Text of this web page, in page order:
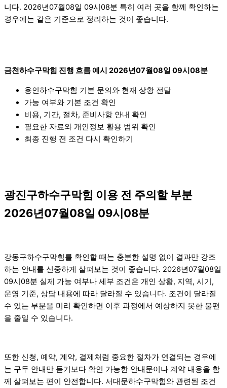
니다. 2026년07월08일 09시08분 특히 여러 곳을 함께 확인하는
경우에는 같은 기준으로 정리하는 것이 좋습니다.
금천하수구막힘 진행 흐름 예시 2026년07월08일 09시08분
용인하수구막힘 기본 문의와 현재 상황 전달
가능 여부와 기본 조건 확인
비용, 기간, 절차, 준비사항 안내 확인
필요한 자료와 개인정보 활용 범위 확인
최종 진행 전 조건 다시 확인하기
광진구하수구막힘 이용 전 주의할 부분
2026년07월08일 09시08분
강동구하수구막힘를 확인할 때는 충분한 설명 없이 결과만 강조
하는 안내를 신중하게 살펴보는 것이 좋습니다. 2026년07월08일
09시08분 실제 가능 여부나 세부 조건은 개인 상황, 지역, 시기,
운영 기준, 상담 내용에 따라 달라질 수 있습니다. 조건이 달라질
수 있는 부분을 미리 확인하면 이후 과정에서 예상하지 못한 불편
을 줄일 수 있습니다.
또한 신청, 예약, 계약, 결제처럼 중요한 절차가 연결되는 경우에
는 구두 안내만 듣기보다 확인 가능한 안내문이나 계약 내용을 함
께 살펴보는 편이 안전합니다. 서대문하수구막힘와 관련된 조건